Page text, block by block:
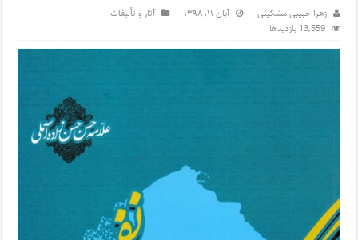
زهرا حبیبی مشکینی آبان ۱۱, ۱۳۹۸
آثار و تألیفات
13,559 بازدیدها